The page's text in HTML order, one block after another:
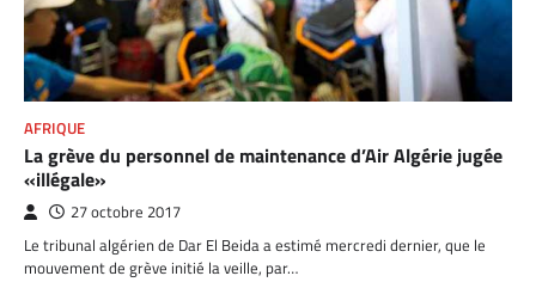
AFRIQUE
La grève du personnel de maintenance d’Air Algérie jugée
«illégale»
27 octobre 2017
Le tribunal algérien de Dar El Beida a estimé mercredi dernier, que le
mouvement de grève initié la veille, par…